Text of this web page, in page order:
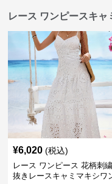
レース ワンピースキャ
¥6,020 (税込)
レース ワンピース 花柄刺
抜きレースキャミマキシワ